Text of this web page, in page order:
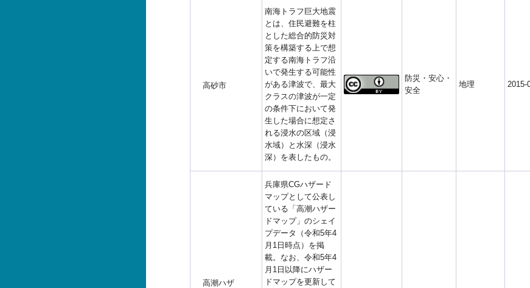
高砂市
南海トラフ巨大地震
とは、住民避難を柱
とした総合的防災対
策を構築する上で想
定する南海トラフ沿
いで発生する可能性
がある津波で、最大
クラスの津波が一定
の条件下において発
生した場合に想定さ
れる浸水の区域（浸
水域）と水深（浸水
深）を表したもの。
防災・安心・
安全
地理 2015-
高潮ハザ
兵庫県CGハザード
マップとして公表し
ている「高潮ハザー
ドマップ」のシェイ
プデータ（令和5年4
月1日時点）を掲
載。なお、令和5年4
月1日以降にハザー
ドマップを更新して